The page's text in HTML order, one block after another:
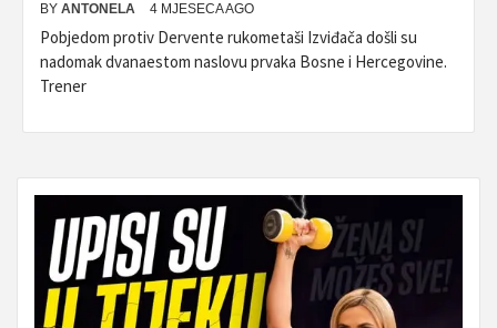
BY ANTONELA 4 MJESECA AGO
Pobjedom protiv Dervente rukometaši Izviđača došli su
nadomak dvanaestom naslovu prvaka Bosne i Hercegovine.
Trener